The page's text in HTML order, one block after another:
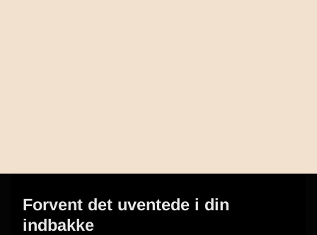
Forvent det uventede i din
indbakke